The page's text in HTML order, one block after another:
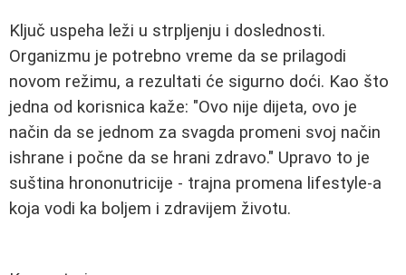
Ključ uspeha leži u strpljenju i doslednosti.
Organizmu je potrebno vreme da se prilagodi
novom režimu, a rezultati će sigurno doći. Kao što
jedna od korisnica kaže: "Ovo nije dijeta, ovo je
način da se jednom za svagda promeni svoj način
ishrane i počne da se hrani zdravo." Upravo to je
suština hrononutricije - trajna promena lifestyle-a
koja vodi ka boljem i zdravijem životu.